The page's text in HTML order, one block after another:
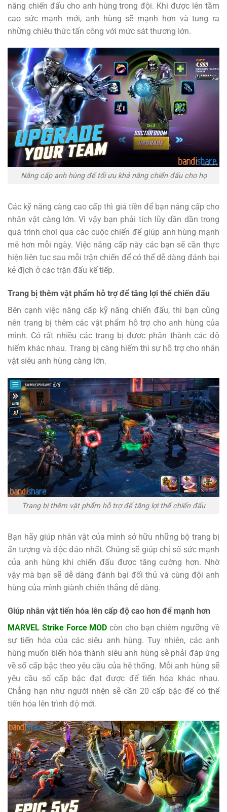
năng chiến đấu cho anh hùng trong đội. Khi được lên tầm
cao sức mạnh mới, anh hùng sẽ mạnh hơn và tung ra
những chiêu thức tấn công với mức sát thương lớn.
Nâng cấp anh hùng để tối ưu khả năng chiến đấu cho họ
Các kỹ năng càng cao cấp thì giá tiền để bạn nâng cấp cho
nhân vật càng lớn. Vì vậy bạn phải tích lũy dần dần trong
quá trình chơi qua các cuộc chiến để giúp anh hùng mạnh
mẽ hơn mỗi ngày. Việc nâng cấp này các bạn sẽ cần thực
hiện liên tục sau mỗi trận chiến để có thể dễ dàng đánh bại
kẻ địch ở các trận đấu kế tiếp.
Trang bị thêm vật phẩm hỗ trợ để tăng lợi thế chiến đấu
Bên cạnh việc nâng cấp kỹ năng chiến đấu, thì bạn cũng
nên trang bị thêm các vật phẩm hỗ trợ cho anh hùng của
mình. Có rất nhiều các trang bị được phân thành các độ
hiếm khác nhau. Trang bị càng hiếm thì sự hỗ trợ cho nhân
vật siêu anh hùng càng lớn.
Trang bị thêm vật phẩm hỗ trợ để tăng lợi thế chiến đấu
Bạn hãy giúp nhân vật của mình sở hữu những bộ trang bị
ấn tượng và độc đáo nhất. Chúng sẽ giúp chỉ số sức mạnh
của anh hùng khi chiến đấu được tăng cường hơn. Nhờ
vậy mà bạn sẽ dễ dàng đánh bại đối thủ và cùng đội anh
hùng của mình giành chiến thắng dễ dàng.
Giúp nhân vật tiến hóa lên cấp độ cao hơn để mạnh hơn
MARVEL Strike Force MOD còn cho bạn chiêm ngưỡng về
sự tiến hóa của các siêu anh hùng. Tuy nhiên, các anh
hùng muốn biến hóa thành siêu anh hùng sẽ phải đáp ứng
về số cấp bậc theo yêu cầu của hệ thống. Mỗi anh hùng sẽ
yêu cầu số cấp bậc đạt được để tiến hóa khác nhau.
Chẳng hạn như người nhện sẽ cần 20 cấp bậc để có thể
tiến hóa lên trình độ mới.